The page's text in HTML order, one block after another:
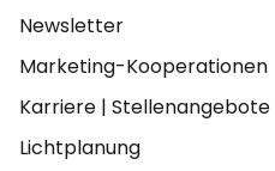
Newsletter
Marketing-Kooperationen
Karriere | Stellenangebote
Lichtplanung